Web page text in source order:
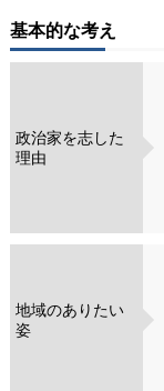
基本的な考え
政治家を志した
理由
地域のありたい
姿